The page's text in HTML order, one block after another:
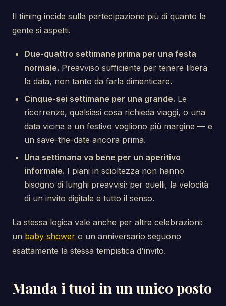
Il timing incide sulla partecipazione più di quanto la
gente si aspetti.
Due-quattro settimane prima per una festa
normale. Preavviso sufficiente per tenere libera
la data, non tanto da farla dimenticare.
Cinque-sei settimane per una grande. Le
ricorrenze, qualsiasi cosa richieda viaggi, o una
data vicina a un festivo vogliono più margine — e
un save-the-date ancora prima.
Una settimana va bene per un aperitivo
informale. I piani in scioltezza non hanno
bisogno di lunghi preavvisi; per quelli, la velocità
di un invito digitale è tutto il senso.
La stessa logica vale anche per altre celebrazioni:
un baby shower o un anniversario seguono
esattamente la stessa tempistica d'invito.
Manda i tuoi in un unico posto